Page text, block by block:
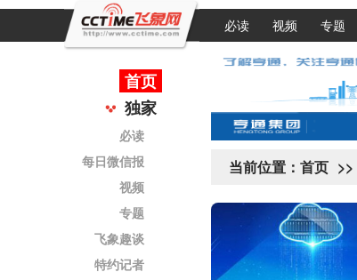
必读 视频 专题
首页
独家
必读
每日微信报
视频
专题
飞象趣谈
特约记者
当前位置： 首页 >>